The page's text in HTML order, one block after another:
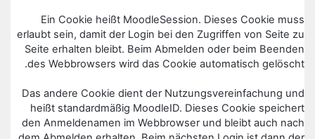
Ein Cookie heißt MoodleSession. Dieses Cookie muss
erlaubt sein, damit der Login bei den Zugriffen von Seite zu
Seite erhalten bleibt. Beim Abmelden oder beim Beenden
des Webbrowsers wird das Cookie automatisch gelöscht.
Das andere Cookie dient der Nutzungsvereinfachung und
heißt standardmäßig MoodleID. Dieses Cookie speichert
den Anmeldenamen im Webbrowser und bleibt auch nach